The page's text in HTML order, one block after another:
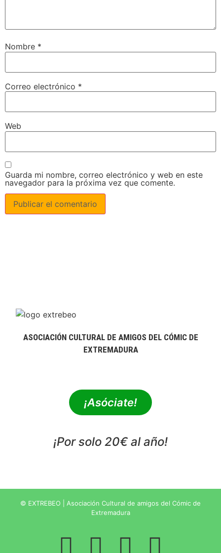
Nombre *
Correo electrónico *
Web
Guarda mi nombre, correo electrónico y web en este
navegador para la próxima vez que comente.
ASOCIACIÓN CULTURAL DE AMIGOS DEL CÓMIC DE
EXTREMADURA
¡Asóciate!
¡Por solo 20€ al año!
© EXTREBEO | Asociación Cultural de amigos del Cómic de
Extremadura